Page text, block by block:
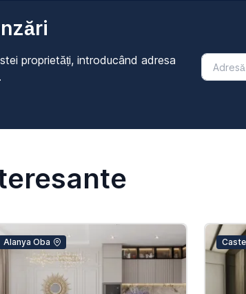
proprietăți, introducând adresa
Alanya Oba